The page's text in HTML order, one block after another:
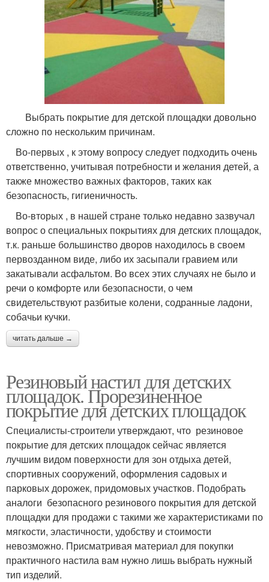
Выбрать покрытие для детской площадки довольно
сложно по нескольким причинам.
Во-первых , к этому вопросу следует подходить очень
ответственно, учитывая потребности и желания детей, а
также множество важных факторов, таких как
безопасность, гигиеничность.
Во-вторых , в нашей стране только недавно зазвучал
вопрос о специальных покрытиях для детских площадок,
т.к. раньше большинство дворов находилось в своем
первозданном виде, либо их засыпали гравием или
закатывали асфальтом. Во всех этих случаях не было и
речи о комфорте или безопасности, о чем
свидетельствуют разбитые колени, содранные ладони,
собачьи кучки.
читать дальше →
Резиновый настил для детских
площадок. Прорезиненное
покрытие для детских площадок
Специалисты-строители утверждают, что резиновое
покрытие для детских площадок сейчас является
лучшим видом поверхности для зон отдыха детей,
спортивных сооружений, оформления садовых и
парковых дорожек, придомовых участков. Подобрать
аналоги безопасного резинового покрытия для детской
площадки для продажи с такими же характеристиками по
мягкости, эластичности, удобству и стоимости
невозможно. Присматривая материал для покупки
практичного настила вам нужно лишь выбрать нужный
тип изделий.